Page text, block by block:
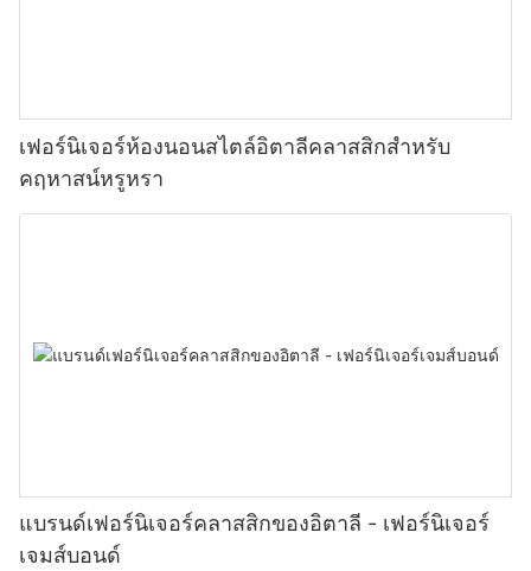
เฟอร์นิเจอร์ห้องนอนสไตล์อิตาลีคลาสสิกสำหรับ
คฤหาสน์หรูหรา
แบรนด์เฟอร์นิเจอร์คลาสสิกของอิตาลี - เฟอร์นิเจอร์
เจมส์บอนด์